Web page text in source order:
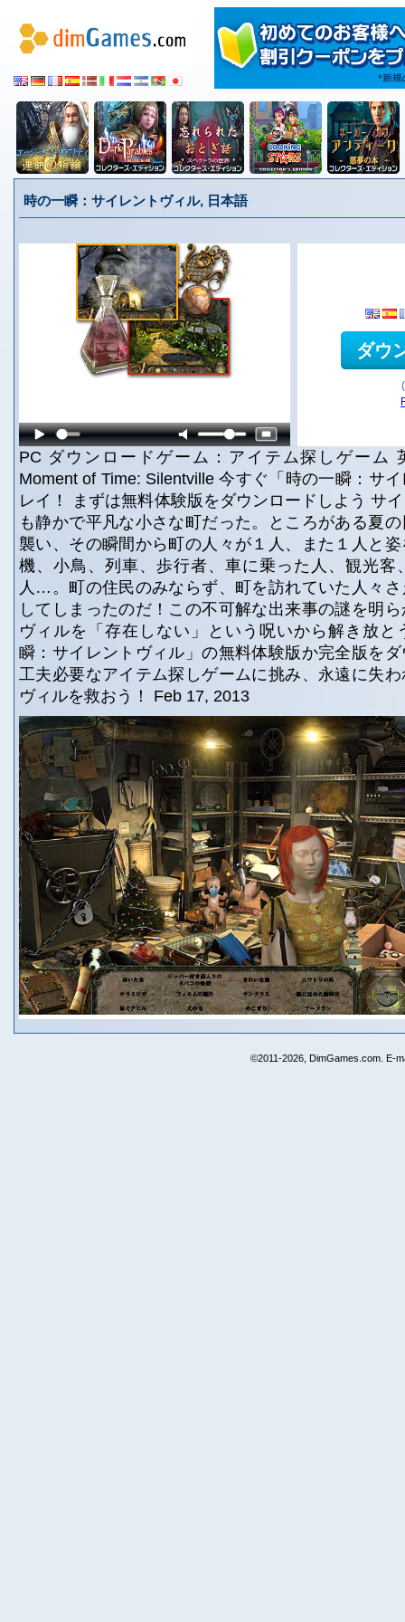
時の一瞬：サイレントヴィル, 日本語
ダウ
PC ダウンロードゲーム：アイテム探しゲーム
Moment of Time: Silentville 今すぐ「時の一瞬：サ
レイ！ まずは無料体験版をダウンロードしよう サ
も静かで平凡な小さな町だった。ところがある夏
襲い、その瞬間から町の人々が１人、また１人と
機、小鳥、列車、歩行者、車に乗った人、観光客
人…。町の住民のみならず、町を訪れていた人々
してしまったのだ！この不可解な出来事の謎を明
ヴィルを「存在しない」という呪いから解き放と
瞬：サイレントヴィル」の無料体験版か完全版を
工夫必要なアイテム探しゲームに挑み、永遠に失
ヴィルを救おう！ Feb 17, 2013
©2011-2026, DimGames.com. E-